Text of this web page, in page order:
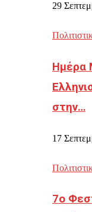
29
Ημέρα
στην…
17
7ο